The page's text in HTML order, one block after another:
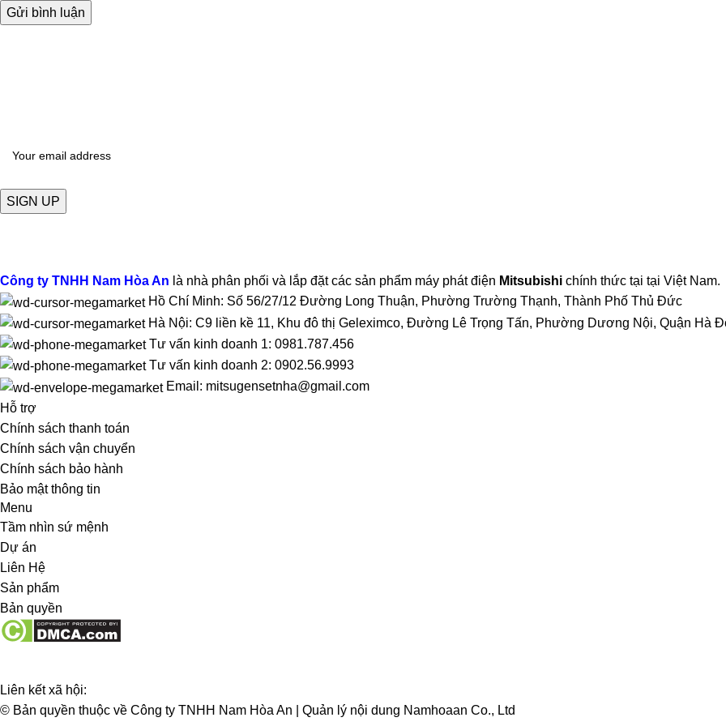
Công ty TNHH Nam Hòa An là nhà phân phối và lắp đặt các sản phẩm máy phát điện Mitsubishi chính thức tại tại Việt Nam.
Hồ Chí Minh: Số 56/27/12 Đường Long Thuận, Phường Trường Thạnh, Thành Phố Thủ Đức
Hà Nội: C9 liền kề 11, Khu đô thị Geleximco, Đường Lê Trọng Tấn, Phường Dương Nội, Quận Hà
Tư vấn kinh doanh 1: 0981.787.456
Tư vấn kinh doanh 2: 0902.56.9993
Email: mitsugensetnha@gmail.com
Hỗ trợ
Chính sách thanh toán
Chính sách vận chuyển
Chính sách bảo hành
Bảo mật thông tin
Menu
Tầm nhìn sứ mệnh
Dự án
Liên Hệ
Sản phẩm
Bản quyền
Liên kết xã hội:
© Bản quyền thuộc về Công ty TNHH Nam Hòa An | Quản lý nội dung Namhoaan Co., Ltd